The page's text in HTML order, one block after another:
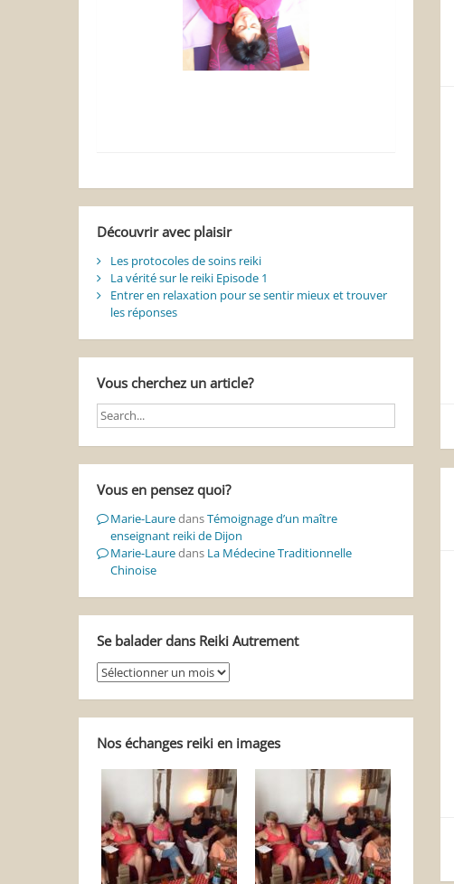
Découvrir avec plaisir
Les protocoles de soins reiki
La vérité sur le reiki Episode 1
Entrer en relaxation pour se sentir mieux et trouver
les réponses
Vous cherchez un article?
Vous en pensez quoi?
Marie-LauredansTémoignage d’un maître
enseignant reiki de Dijon
Marie-Lauredans La Médecine Traditionnelle
Chinoise
Se balader dans Reiki Autrement
Se
balader
dans
Reiki
Autrement
Nos échanges reiki en images